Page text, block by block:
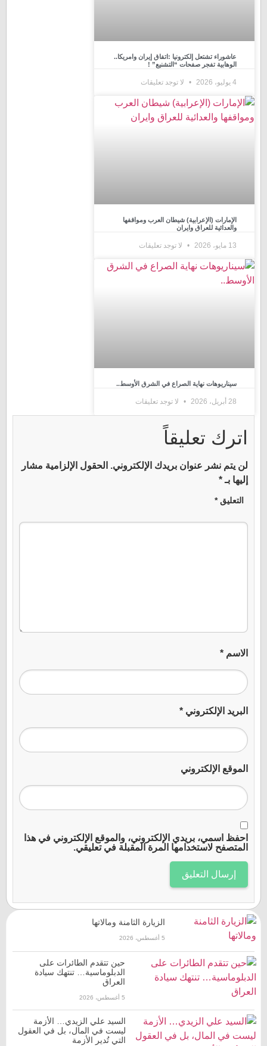
عاشوراء تشتعل إلكترونيا :اتفاق إيران وامريكا..
الوهابية تفجر صفحات “التشنيع” !
4 يوليو، 2026 لا توجد تعليقات
الإمارات (الإعرابية) شيطان العرب ومواقفها
والعدائية للعراق وايران
13 مايو، 2026 لا توجد تعليقات
سيناريوهات نهاية الصراع في الشرق الأوسط..
28 أبريل، 2026 لا توجد تعليقات
اترك تعليقاً
لن يتم نشر عنوان بريدك الإلكتروني. الحقول الإلزامية مشار
إليها بـ*
التعليق*
الاسم *
البريد الإلكتروني *
الموقع الإلكتروني
احفظ اسمي، بريدي الإلكتروني، والموقع الإلكتروني في هذا
المتصفح لاستخدامها المرة المقبلة في تعليقي.
الزيارة الثامنة ومالاتها
5 أغسطس، 2026
حين تتقدم الطائرات على
الدبلوماسية… تنتهك سيادة
العراق
5 أغسطس، 2026
السيد علي الزيدي… الأزمة
ليست في المال، بل في العقول
التي تُدير الأزمة